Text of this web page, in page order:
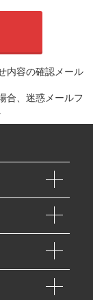
内容の確認メール
合、迷惑メールフ